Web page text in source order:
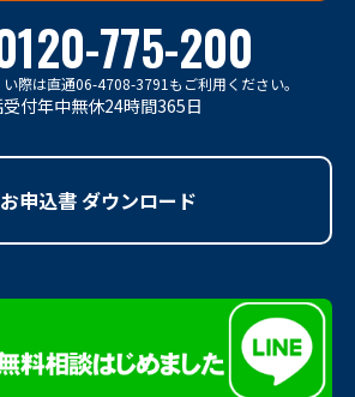
775-200
際は直通06-4708-3791もご利用ください。
受付年中無休24時間365日
お申込書 ダウンロード